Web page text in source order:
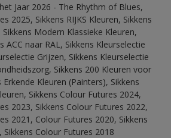
Jaar 2026 - The Rhythm of Blues,
2025, Sikkens RIJKS Kleuren, Sikkens
Modern Klassieke Kleuren,
ACC naar RAL, Sikkens Kleurselectie
Grijzen, Sikkens Kleurselectie
Sikkens 200 Kleuren voor
Kleuren (Painters), Sikkens
Sikkens Colour Futures 2024,
2023, Sikkens Colour Futures 2022,
2021, Colour Futures 2020, Sikkens
Colour Futures 2018